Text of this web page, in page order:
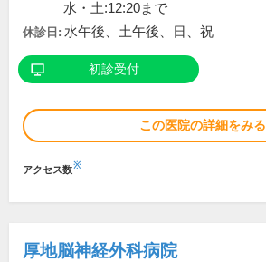
水・土:12:20まで
休診日: 水午後、土午後、日、祝
初診受付
この医院の詳細をみる
アクセス数※
厚地脳神経外科病院